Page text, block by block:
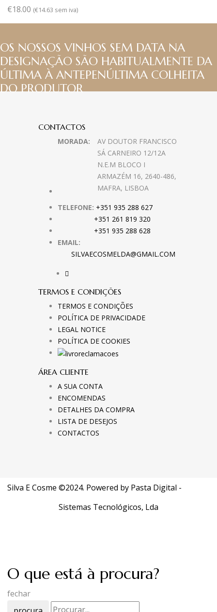
€18.00 (€14.63 sem iva)
OS NOSSOS VINHOS SEM DATA NA
DESIGNAÇÃO SÃO HABITUALMENTE DA
ÚLTIMA À ANTEPENÚLTIMA COLHEITA
DO PRODUTOR
CONTACTOS
MORADA:
AV DOUTOR FRANCISCO
SÁ CARNEIRO 12/12A
N.E.M BLOCO I
ARMAZÉM 16, 2640-486,
MAFRA, LISBOA
TELEFONE: +351 935 288 627
+351 261 819 320
+351 935 288 628
EMAIL:
SILVAECOSMELDA@GMAIL.COM
TERMOS E CONDIÇÕES
TERMOS E CONDIÇÕES
POLÍTICA DE PRIVACIDADE
LEGAL NOTICE
POLÍTICA DE COOKIES
ÁREA CLIENTE
A SUA CONTA
ENCOMENDAS
DETALHES DA COMPRA
LISTA DE DESEJOS
CONTACTOS
Silva E Cosme ©2024. Powered by Pasta Digital -
Sistemas Tecnológicos, Lda
O que está à procura?
fechar